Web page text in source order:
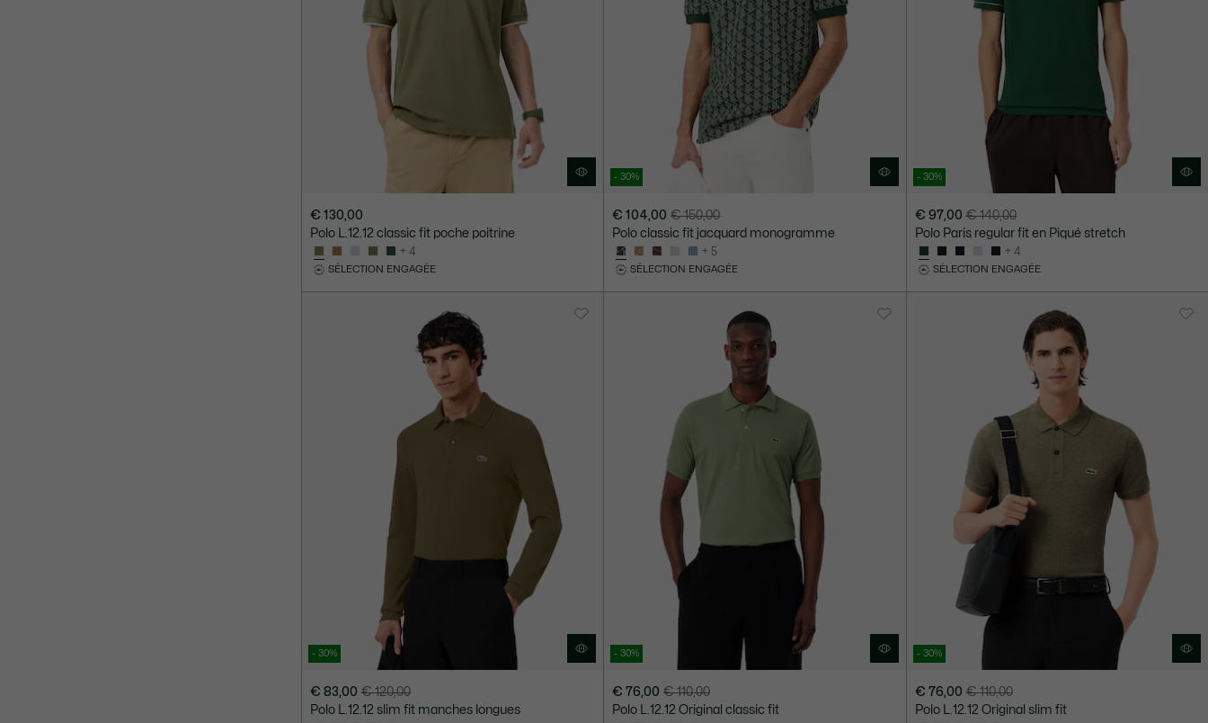
€ 130,00
Polo L.12.12 classic fit poche poitrine
+ 4
SÉLECTION ENGAGÉE
- 30%
€ 104,00
réduction
€
€ 150,00
avant
réduction
:
Polo classic fit jacquard monogramme
+ 5
SÉLECTION ENGAGÉE
- 30%
€ 97,00
réduction
€
€ 140,00
avant
réduction
:
Polo Paris regular fit en Piqué stretch
+ 4
SÉLECTION ENGAGÉE
- 30%
€ 83,00 € 120,00
Polo L.12.12 slim fit manches longues
- 30%
€ 76,00 € 110,00
Polo L.12.12 Original classic fit
- 30%
€ 76,00 € 110,00
Polo L.12.12 Original slim fit